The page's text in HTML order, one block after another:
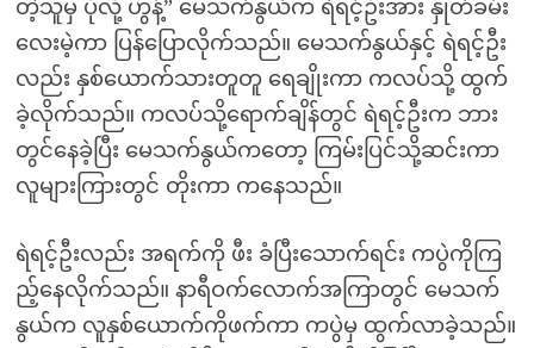
တဲ့သူမှ ပုံလို့ ဟွန့်” မေသက်နွယ်က ရဲရင့်ဦးအား နှုတ်ခမ်း
လေးမဲ့ကာ ပြန်ပြောလိုက်သည်။ မေသက်နွယ်နှင့် ရဲရင့်ဦး
လည်း နှစ်ယောက်သားတူတူ ရေချိုးကာ ကလပ်သို့ ထွက်
ခဲ့လိုက်သည်။ ကလပ်သို့ရောက်ချိန်တွင် ရဲရင့်ဦးက ဘား
တွင်နေခဲ့ပြီး မေသက်နွယ်ကတော့ ကြမ်းပြင်သို့ဆင်းကာ
လူများကြားတွင် တိုးကာ ကနေသည်။
ရဲရင့်ဦးလည်း အရက်ကို ဖီး ခံပြီးသောက်ရင်း ကပွဲကိုကြ
ည့်နေလိုက်သည်။ နာရီဝက်လောက်အကြာတွင် မေသက်
နွယ်က လူနှစ်ယောက်ကိုဖက်ကာ ကပွဲမှ ထွက်လာခဲ့သည်။